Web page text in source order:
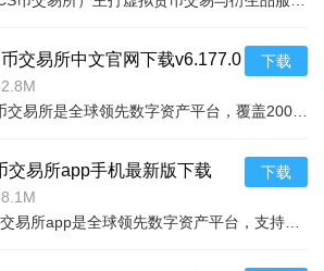
交易所中文官网下载v6.177.0
下载
交易所app手机最新版下载
方版
下载